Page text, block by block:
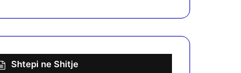
Shtepi ne Shitje